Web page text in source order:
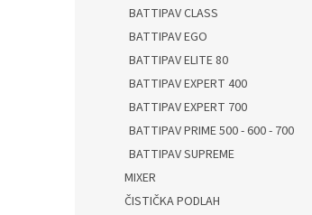
BATTIPAV CLASS
BATTIPAV EGO
BATTIPAV ELITE 80
BATTIPAV EXPERT 400
BATTIPAV EXPERT 700
BATTIPAV PRIME 500 - 600 - 700
BATTIPAV SUPREME
MIXER
ČISTIČKA PODLAH